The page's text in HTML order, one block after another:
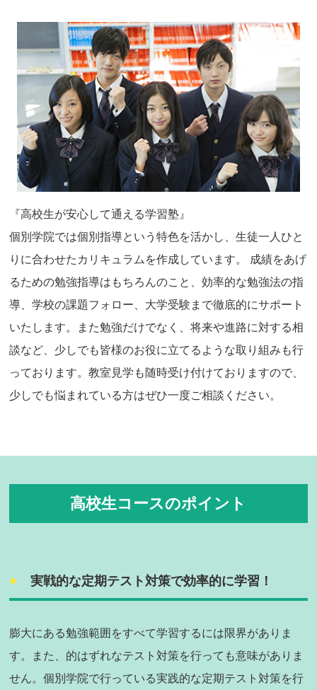
『高校生が安心して通える学習塾』
個別学院では個別指導という特色を活かし、生徒一人ひと
りに合わせたカリキュラムを作成しています。 成績をあげ
るための勉強指導はもちろんのこと、効率的な勉強法の指
導、学校の課題フォロー、大学受験まで徹底的にサポート
いたします。また勉強だけでなく、将来や進路に対する相
談など、少しでも皆様のお役に立てるような取り組みも行
っております。教室見学も随時受け付けておりますので、
少しでも悩まれている方はぜひ一度ご相談ください。
高校生コースのポイント
実戦的な定期テスト対策で効率的に学習！
膨大にある勉強範囲をすべて学習するには限界がありま
す。また、的はずれなテスト対策を行っても意味がありま
せん。個別学院で行っている実践的な定期テスト対策を行